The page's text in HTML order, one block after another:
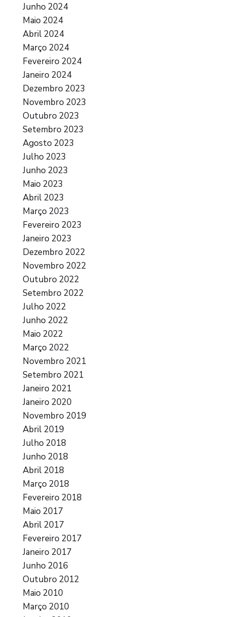
Junho 2024
Maio 2024
Abril 2024
Março 2024
Fevereiro 2024
Janeiro 2024
Dezembro 2023
Novembro 2023
Outubro 2023
Setembro 2023
Agosto 2023
Julho 2023
Junho 2023
Maio 2023
Abril 2023
Março 2023
Fevereiro 2023
Janeiro 2023
Dezembro 2022
Novembro 2022
Outubro 2022
Setembro 2022
Julho 2022
Junho 2022
Maio 2022
Março 2022
Novembro 2021
Setembro 2021
Janeiro 2021
Janeiro 2020
Novembro 2019
Abril 2019
Julho 2018
Junho 2018
Abril 2018
Março 2018
Fevereiro 2018
Maio 2017
Abril 2017
Fevereiro 2017
Janeiro 2017
Junho 2016
Outubro 2012
Maio 2010
Março 2010